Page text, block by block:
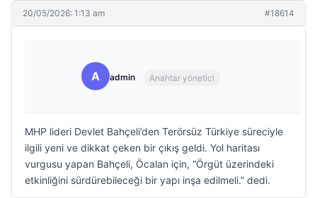
20/05/2026: 1:13 am #18614
A admin Anahtar yönetici
MHP lideri Devlet Bahçeli’den Terörsüz Türkiye süreciyle
ilgili yeni ve dikkat çeken bir çıkış geldi. Yol haritası
vurgusu yapan Bahçeli, Öcalan için, “Örgüt üzerindeki
etkinliğini sürdürebileceği bir yapı inşa edilmeli.” dedi.